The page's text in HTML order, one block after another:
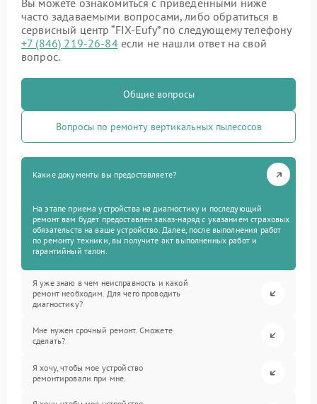
Вы можете ознакомиться с приведенными ниже
часто задаваемыми вопросами, либо обратиться в
сервисный центр “FIX-Eufy” по следующему телефону
+7 (846) 219-26-84если не нашли ответ на свой
вопрос.
Общие вопросы
Вопросы по ремонту вертикальных пылесосов
Какие документы вы предоставляете?
На этапе приема устройства на диагностику и последующий
ремонт вам будет предоставлен заказ-наряд с указанием страховых
обязательств на ваше устройство. Далее, после выполнения работ
по ремонту техники, вы получите акт выполненных работ и
гарантийный талон.
Я уже знаю в чем неисправность и какой
ремонт необходим. Для чего проводить
диагностику?
Мне нужен срочный ремонт. Сможете
сделать?
Я хочу, чтобы мое устройство
ремонтировали при мне.